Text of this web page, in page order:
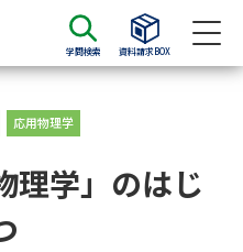
学問検索 資料請求BOX
資料検索
応用物理学
理学」のはじ